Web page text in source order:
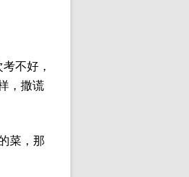
不好，
，撒谎
菜，那